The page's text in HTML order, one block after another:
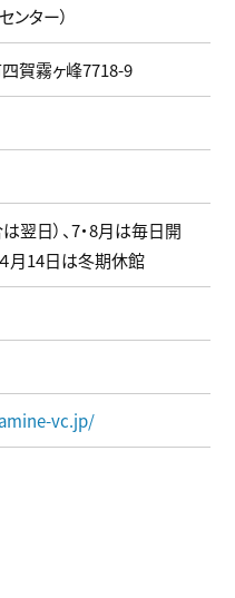
ンター
賀霧ヶ峰7718-9
翌日）、7・8月は毎日開
14日は冬期休館
vc.jp/